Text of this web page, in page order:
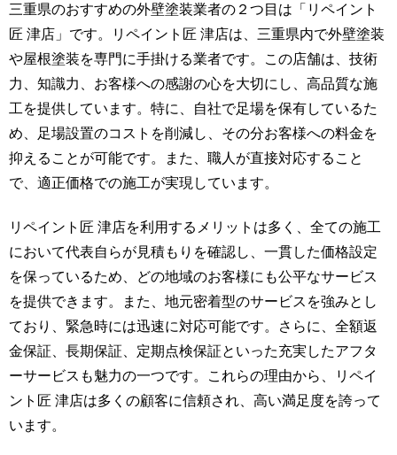
三重県のおすすめの外壁塗装業者の２つ目は「リペイント
匠 津店」です。リペイント匠 津店は、三重県内で外壁塗装
や屋根塗装を専門に手掛ける業者です。この店舗は、技術
力、知識力、お客様への感謝の心を大切にし、高品質な施
工を提供しています。特に、自社で足場を保有しているた
め、足場設置のコストを削減し、その分お客様への料金を
抑えることが可能です。また、職人が直接対応すること
で、適正価格での施工が実現しています。
リペイント匠 津店を利用するメリットは多く、全ての施工
において代表自らが見積もりを確認し、一貫した価格設定
を保っているため、どの地域のお客様にも公平なサービス
を提供できます。また、地元密着型のサービスを強みとし
ており、緊急時には迅速に対応可能です。さらに、全額返
金保証、長期保証、定期点検保証といった充実したアフタ
ーサービスも魅力の一つです。これらの理由から、リペイ
ント匠 津店は多くの顧客に信頼され、高い満足度を誇って
います。